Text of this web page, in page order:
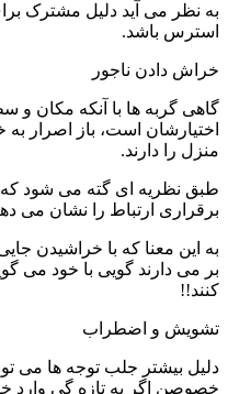
به نظر می آید دلیل مشترک
استرس باشد.
خراش دادن ناجور
گاهی گربه ها با آنکه مکان و
اختیارشان است، باز اصرار
منزل را دارند.
طبق نظریه ای گته می شود که
برقراری ارتباط را نشان می
به این معنا که با خراشیدن
بر می دارند گویی با خود می
کنند!!
تشویش و اضطراب
دلیل بیشتر جلب توجه ها می
خصوصن اگر به تازه گی وارد